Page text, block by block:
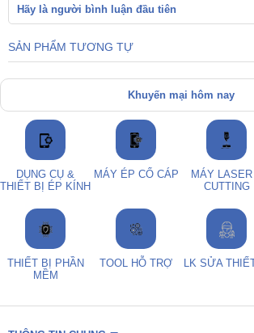
Hãy là người bình luận đầu tiên
SẢN PHẨM TƯƠNG TỰ
Khuyến mại hôm nay
DỤNG CỤ &
THIẾT BỊ ÉP KÍNH
MÁY ÉP CỔ CÁP
MÁY
CUTTING
THIẾT BỊ PHẦN
MỀM
TOOL HỖ TRỢ LK SỬA